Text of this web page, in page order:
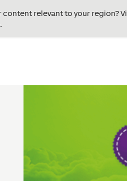
content relevant to your region?